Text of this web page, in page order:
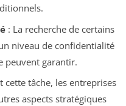
: La recherche de certains
niveau de confidentialité
peuvent garantir.
cette tâche, les entreprises
aspects stratégiques